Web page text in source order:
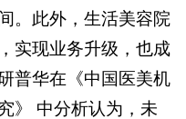
。此外，生活美容院
实现业务升级，也成
普华在《中国医美机
》 中分析认为，未